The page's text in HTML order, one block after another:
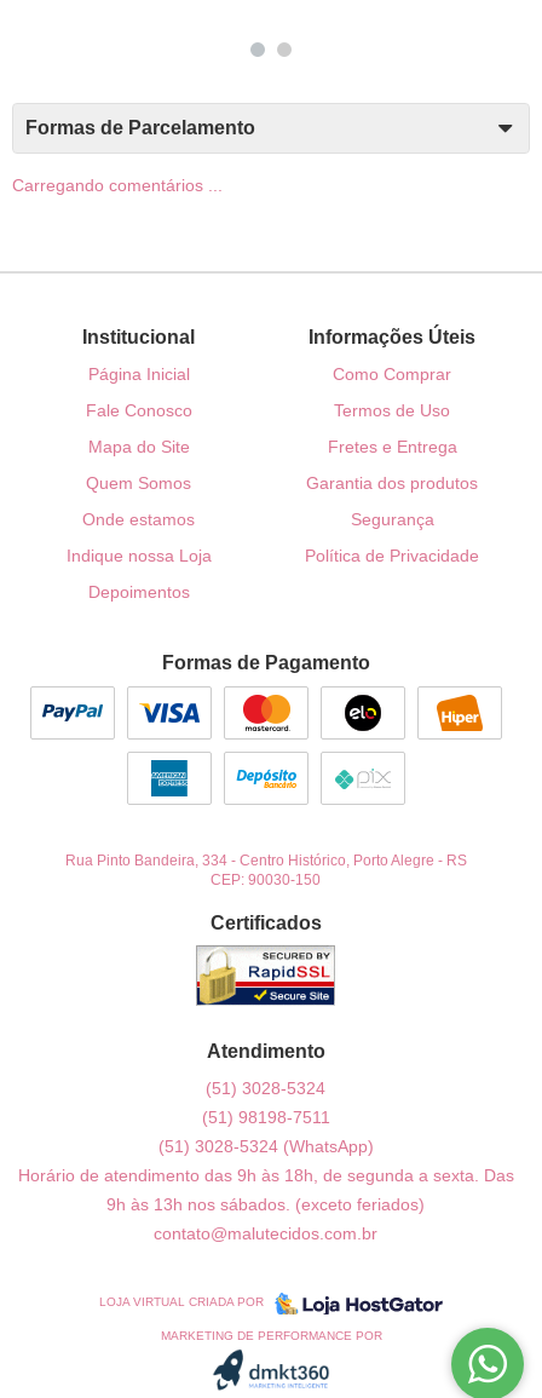
Formas de Parcelamento
Carregando comentários ...
Institucional
Página Inicial
Fale Conosco
Mapa do Site
Quem Somos
Onde estamos
Indique nossa Loja
Depoimentos
Informações Úteis
Como Comprar
Termos de Uso
Fretes e Entrega
Garantia dos produtos
Segurança
Política de Privacidade
Formas de Pagamento
Rua Pinto Bandeira, 334- Centro Histórico, Porto Alegre - RS
CEP: 90030-150
Certificados
Atendimento
(51) 3028-5324
(51) 98198-7511
(51) 3028-5324 (WhatsApp)
Horário de atendimento das 9h às 18h, de segunda a sexta. Das
9h às 13h nos sábados. (exceto feriados)
contato@malutecidos.com.br
LOJA VIRTUAL CRIADA POR
MARKETING DE PERFORMANCE POR